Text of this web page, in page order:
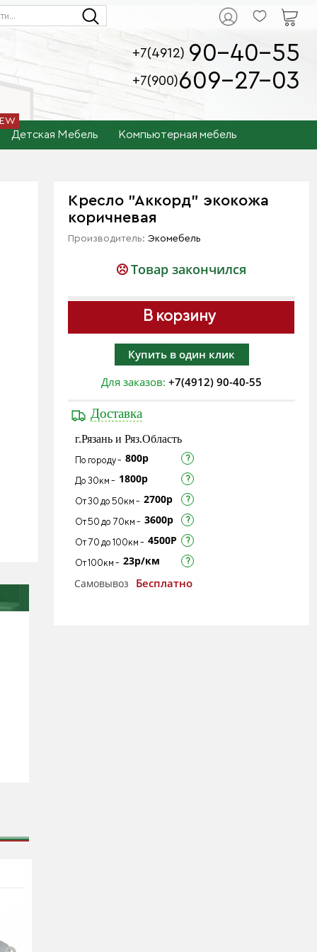
+7(4912) 90-40-55
+7(900)609-27-03
Детская Мебель Компьютерная мебель
Кресло "Аккорд" экокожа
коричневая
Производитель:Экомебель
Товар закончился
В корзину
Купить в один клик
Для заказов:+7(4912) 90-40-55
Доставка
г.Рязань и Ряз.Область
По городу - 800р
До 30км - 1800р
От 30 до 50км - 2700р
От 50 до 70км - 3600р
От 70 до 100км - 4500Р
От 100км - 23р/км
Самовывоз
Бесплатно